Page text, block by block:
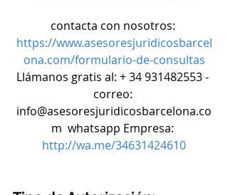
contacta con nosotros:
https://www.asesoresjuridicosbarcel
ona.com/formulario-de-consultas
Llámanos gratis al: + 34 931482553 -
correo:
info@asesoresjuridicosbarcelona.co
m  whatsapp Empresa:
http://wa.me/34631424610